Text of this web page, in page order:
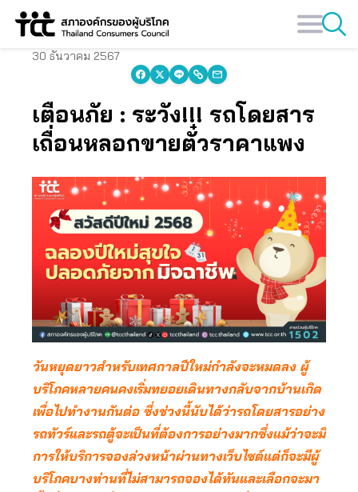
Skip
30 ธันวาคม 2567
เตือนภัย : ระวัง!!! รถโดยสาร
เถื่อนหลอกขายตั๋วราคาแพง
วันหยุดยาวสำหรับเทศกาลปีใหม่กำลังจะหมดลง ผู้
บริโภคหลายคนคงเริ่มทยอยเดินทางกลับจากบ้านเกิด
เพื่อไปทำงานกันต่อ ซึ่งช่วงนี้นับได้ว่ารถโดยสารอย่าง
รถทัวร์และรถตู้จะเป็นที่ต้องการอย่างมากซึ่งแม้ว่าจะมี
การให้บริการจองล่วงหน้าผ่านทางเว็บไซต์แต่ก็จะมีผู้
บริโภคบางท่านที่ไม่สามารถจองได้ทันและเลือกจะมา